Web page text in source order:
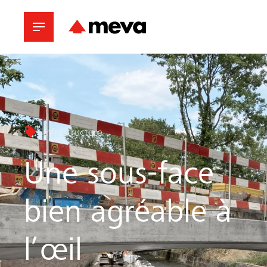
Infrastructure
Une sous-face
bien agréable à
l’œil